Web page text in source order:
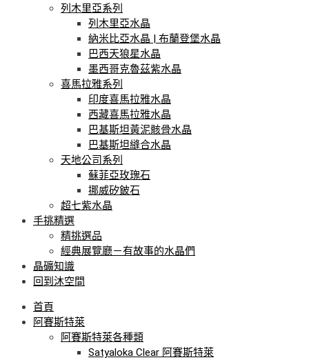
列木里亞系列
列木里亞水晶
納米比亞水晶 | 布蘭登堡水晶
巴西天狼星水晶
墨西哥克魯茲紫水晶
喜馬拉雅系列
印度喜馬拉雅水晶
西藏喜馬拉雅水晶
巴基斯坦黃泥骸骨水晶
巴基斯坦縫合水晶
天地公司系列
蘇菲亞玫瑰石
挪威矽鈹石
超七紫水晶
手挑精選
精挑選品
經典展覽廳－有故事的水晶們
晶礦知識
回到沐空間
首頁
阿賽斯特萊
阿賽斯特萊各種類
Satyaloka Clear 阿賽斯特萊